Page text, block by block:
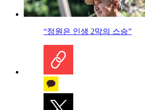
“정원은 인생 2막의 스승”